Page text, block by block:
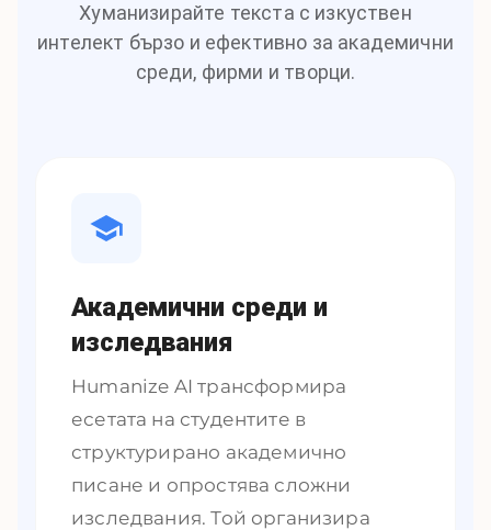
Хуманизирайте текста с изкуствен
интелект бързо и ефективно за академични
среди, фирми и творци.
Академични среди и
изследвания
Humanize AI трансформира
есетата на студентите в
структурирано академично
писане и опростява сложни
изследвания. Той организира